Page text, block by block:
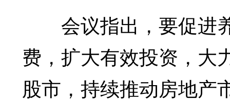
会议指出，要促进
费，扩大有效投资，大
股市，持续推动房地产